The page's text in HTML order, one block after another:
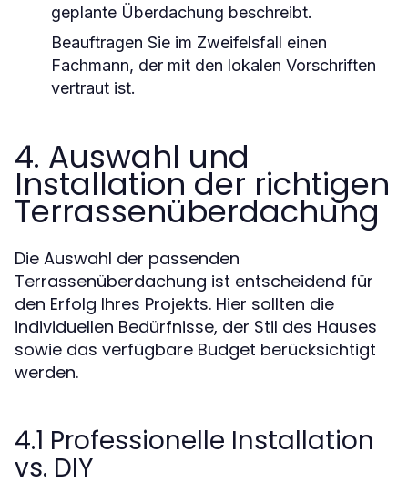
geplante Überdachung beschreibt.
Beauftragen Sie im Zweifelsfall einen
Fachmann, der mit den lokalen Vorschriften
vertraut ist.
4. Auswahl und
Installation der richtigen
Terrassenüberdachung
Die Auswahl der passenden
Terrassenüberdachung ist entscheidend für
den Erfolg Ihres Projekts. Hier sollten die
individuellen Bedürfnisse, der Stil des Hauses
sowie das verfügbare Budget berücksichtigt
werden.
4.1 Professionelle Installation
vs. DIY